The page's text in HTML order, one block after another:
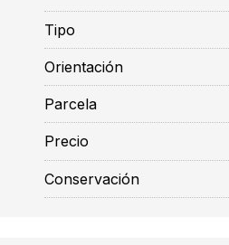
Tipo
Orientación
Parcela
Precio
Conservación